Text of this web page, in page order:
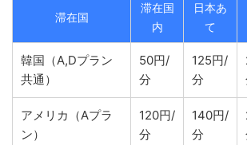
滞在国
滞在国
内
日本あ
て
韓国（A,Dプラン
共通）
50円/
分
125円/
分
アメリカ（Aプラ
ン）
120円/
分
140円/
分